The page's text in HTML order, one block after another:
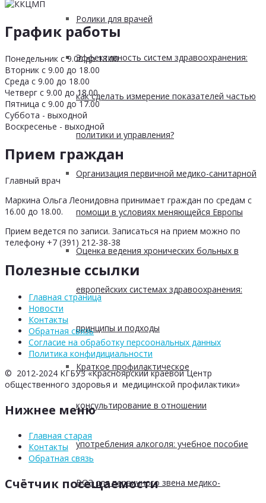
Ролики для врачей
Эффективность систем здравоохранения:
как сделать измерение показателей частью
политики и управления?
Организация первичной медико-санитарной
помощи в условиях меняющейся Европы
Оценка ведения хронических больных в
европейских системах здравоохранения:
принципы и подходы
Краткое профилактическое
консультирование в отношении
употребления алкоголя: учебное пособие
ВОЗ для первичного звена медико-
График работы
Понедельник с 9.00 до 18.00
Вторник с 9.00 до 18.00
Среда с 9.00 до 18.00
Четверг с 9.00 до 18.00
Пятница с 9.00 до 17.00
Суббота - выходной
Воскресенье - выходной
Прием граждан
Главный врач
Маркина Ольга Леонидовна принимает граждан по средам с
16.00 до 18.00.
Прием ведется по записи. Записаться на прием можно по
телефону +7 (391) 212-38-38
Полезные ссылки
Главная страница
Новости
Контакты
Обратная связь
Согласие на обработку персоональных данных
Политика конфидициальности
© 2012-2024 КГБУЗ «Красноярский краевой Центр
общественного здоровья и медицинской профилактики»
Нижнее меню
Главная старая
Контакты
Обратная связь
Счётчик посещаемости